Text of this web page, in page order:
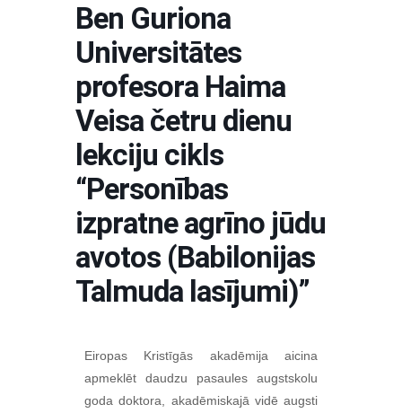
Ben Guriona
Universitātes
profesora Haima
Veisa četru dienu
lekciju cikls
“Personības
izpratne agrīno jūdu
avotos (Babilonijas
Talmuda lasījumi)”
Eiropas Kristīgās akadēmija aicina
apmeklēt daudzu pasaules augstskolu
goda doktora, akadēmiskajā vidē augsti